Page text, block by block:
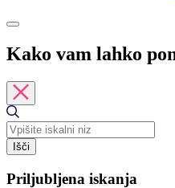
Kako vam lahko
Išči
Priljubljena iskanja